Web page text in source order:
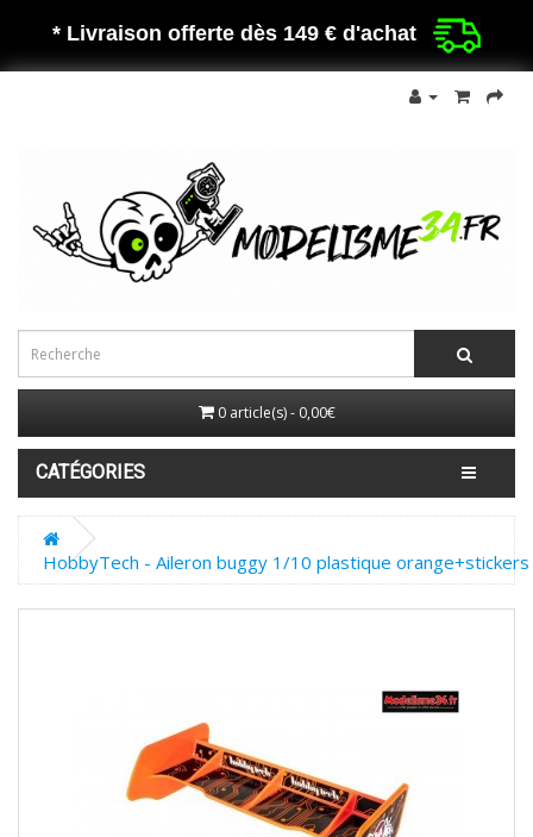
* Livraison offerte dès 149 € d'achat
0 article(s) - 0,00€
CATÉGORIES
HobbyTech - Aileron buggy 1/10 plastique